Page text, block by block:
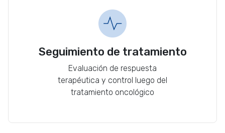
Seguimiento de tratamiento
Evaluación de respuesta
terapéutica y control luego del
tratamiento oncológico